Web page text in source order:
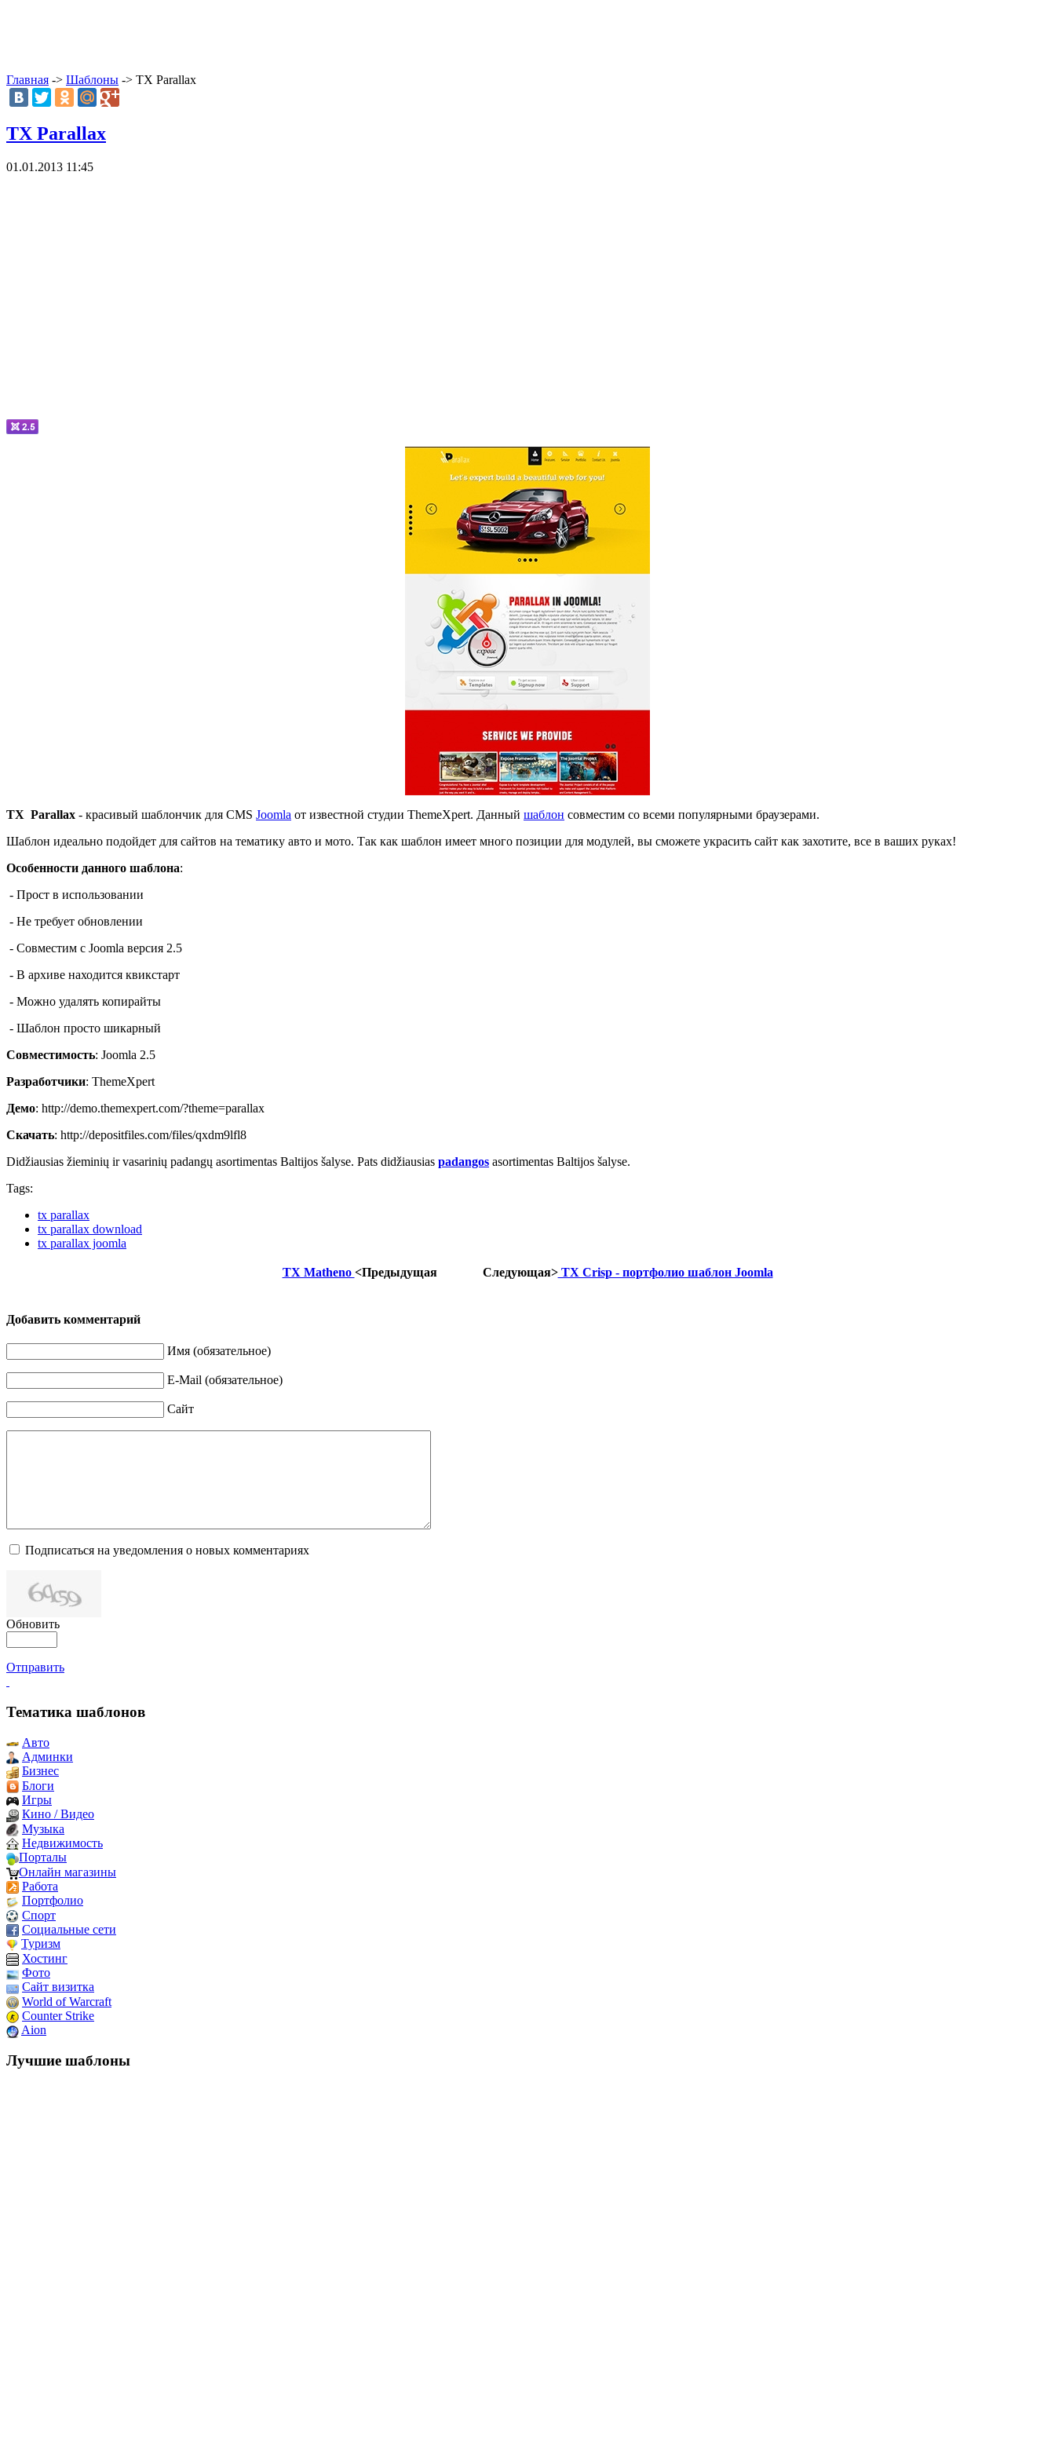
Главная -> Шаблоны -> TX Parallax
TX Parallax
01.01.2013 11:45
TX Parallax - красивый шаблончик для CMS Joomla от известной студии ThemeXpert. Данный шаблон совместим со всеми популярными браузерами.
Шаблон идеально подойдет для сайтов на тематику авто и мото. Так как шаблон имеет много позиции для модулей, вы сможете украсить сайт как захотите, все в ваших руках!
Особенности данного шаблона:
- Прост в использовании
- Не требует обновлении
- Совместим с Joomla версия 2.5
- В архиве находится квикстарт
- Можно удалять копирайты
- Шаблон просто шикарный
Совместимость: Joomla 2.5
Разработчики: ThemeXpert
Демо: http://demo.themexpert.com/?theme=parallax
Скачать: http://depositfiles.com/files/qxdm9lfl8
Didžiausias žieminių ir vasarinių padangų asortimentas Baltijos šalyse. Pats didžiausias padangos asortimentas Baltijos šalyse.
Tags:
tx parallax
tx parallax download
tx parallax joomla
TX Matheno <Предыдущая Следующая>TX Crisp - портфолио шаблон Joomla
Добавить комментарий
Имя (обязательное)
E-Mail (обязательное)
Сайт
Подписаться на уведомления о новых комментариях
Обновить
Отправить
Тематика шаблонов
Авто
Админки
Бизнес
Блоги
Игры
Кино / Видео
Музыка
Недвижимость
Порталы
Онлайн магазины
Работа
Портфолио
Спорт
Социальные сети
Туризм
Хостинг
Фото
Сайт визитка
World of Warcraft
Counter Strike
Aion
Лучшие шаблоны